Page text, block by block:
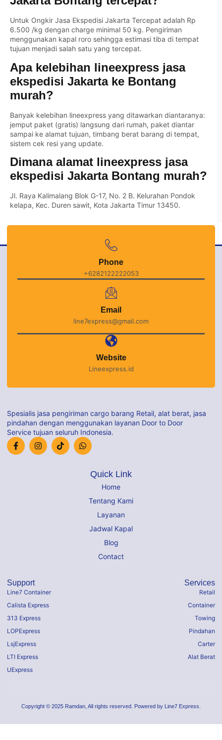
Untuk Ongkir Jasa Ekspedisi Jakarta Tercepat adalah Rp
6.500 /kg dengan charge minimal 50 kg. Pengiriman
menggunakan kapal roro sehingga estimasi tiba di tempat
tujuan menjadi salah satu yang tercepat.
Apa kelebihan lineexpress jasa
ekspedisi Jakarta ke Bontang
murah?
Banyak kelebihan lineexpress yang ditawarkan diantaranya:
jemput paket (gratis) langsung dari rumah, paket diantar
sampai ke alamat tujuan, timbang berat barang di tempat,
sistem cek resi yang update.
Dimana alamat lineexpress jasa
ekspedisi Jakarta Bontang murah?
Jl. Raya Kalimalang Blok G-17, No. 2 B. Kelurahan Pondok
kelapa, Kec. Duren sawit, Kota Jakarta Timur 13450.
Phone
+6282122222053
Email
line7express@gmail.com
Website
Lineexpress.id
Spesialis jasa pengiriman cargo barang Retail, alat berat, jasa
pindahan dengan menggunakan layanan Door to Door
Service tujuan seluruh Indonesia.
Quick Link
Home
Tentang Kami
Layanan
Jadwal Kapal
Blog
Contact
Support
Line7 Container
Calista Express
313 Express
LOPExpress
LsjExpress
LTI Express
UExpress
Services
Retail
Container
Towing
Pindahan
Carter
Alat Berat
Copyright © 2025 Ramdan, All rights reserved. Powered by Line7 Express.